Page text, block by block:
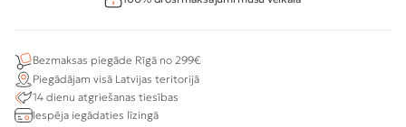
Bezmaksas piegāde Rīgā no 299€
Piegādājam visā Latvijas teritorijā
14 dienu atgriešanas tiesības
Iespēja iegādaties līzingā